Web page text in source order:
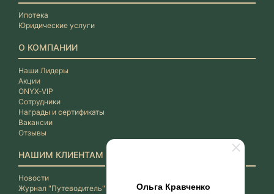
Ольга Кравченко
Ипотека
Юридические услуги
О КОМПАНИИ
Наши Лидеры
Акции
ONYX-VIP
Сотрудники
Награды и сертификаты
Вакансии
Отзывы
НАШИМ КЛИЕНТАМ
Новости
Журнал "Путеводитель"